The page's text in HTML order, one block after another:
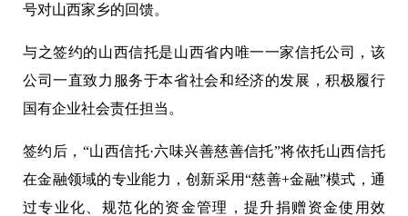
号对山西家乡的回馈。
与之签约的山西信托是山西省内唯一一家信托公司，该
公司一直致力服务于本省社会和经济的发展，积极履行
国有企业社会责任担当。
签约后，“山西信托·六味兴善慈善信托”将依托山西信托
在金融领域的专业能力，创新采用“慈善+金融”模式，通
过专业化、规范化的资金管理，提升捐赠资金使用效